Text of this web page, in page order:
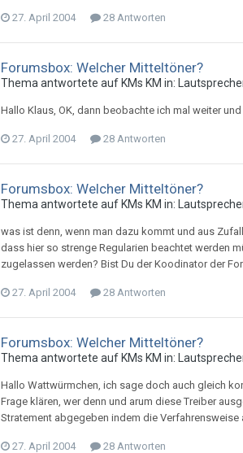
27. April 2004 28 Antworten
Forumsbox: Welcher Mitteltöner?
Thema antwortete auf KMs KM in:
Hallo Klaus, OK, dann beobachte ich mal weiter
27. April 2004 28 Antworten
Forumsbox: Welcher Mitteltöner?
Thema antwortete auf KMs KM in:
was ist denn, wenn man dazu kommt und aus
dass hier so strenge Regularien beachtet werden
zugelassen werden? Bist Du der Koodinator der
27. April 2004 28 Antworten
Forumsbox: Welcher Mitteltöner?
Thema antwortete auf KMs KM in:
Hallo Wattwürmchen, ich sage doch auch gleich
Frage klären, wer denn und arum diese Treiber
Stratement abgegeben indem die
27. April 2004 28 Antworten